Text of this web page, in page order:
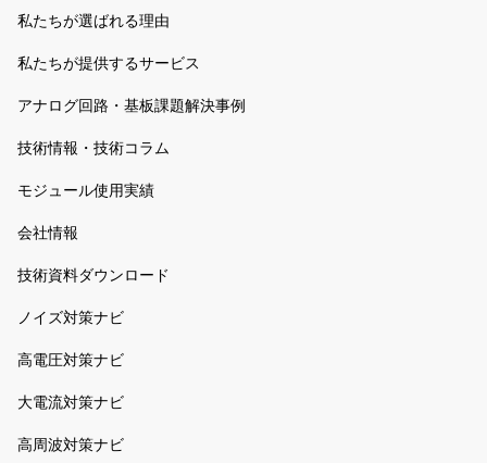
私たちが選ばれる理由
私たちが提供するサービス
アナログ回路・基板課題解決事例
技術情報・技術コラム
モジュール使用実績
会社情報
技術資料ダウンロード
ノイズ対策ナビ
高電圧対策ナビ
大電流対策ナビ
高周波対策ナビ